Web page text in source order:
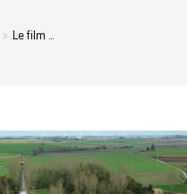
> Le film …